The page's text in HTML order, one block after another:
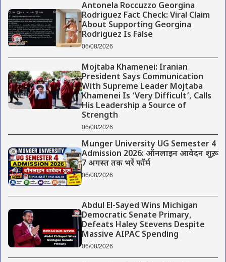
Antonela Roccuzzo Georgina
Rodriguez Fact Check: Viral Claim
About Supporting Georgina
Rodriguez Is False
06/08/2026
Mojtaba Khamenei: Iranian
President Says Communication
With Supreme Leader Mojtaba
Khamenei Is ‘Very Difficult’, Calls
His Leadership a Source of
Strength
06/08/2026
Munger University UG Semester 4
Admission 2026: ऑनलाइन आवेदन शुरू,
7 अगस्त तक भरें फॉर्म
06/08/2026
Abdul El-Sayed Wins Michigan
Democratic Senate Primary,
Defeats Haley Stevens Despite
Massive AIPAC Spending
06/08/2026